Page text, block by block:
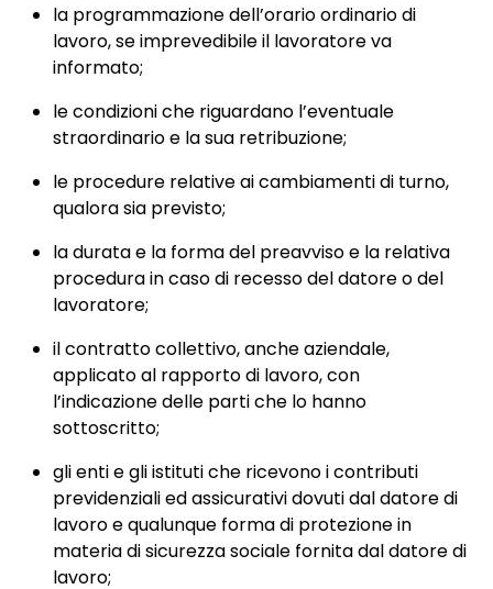
la programmazione dell’orario ordinario di
lavoro, se imprevedibile il lavoratore va
informato;
le condizioni che riguardano l’eventuale
straordinario e la sua retribuzione;
le procedure relative ai cambiamenti di turno,
qualora sia previsto;
la durata e la forma del preavviso e la relativa
procedura in caso di recesso del datore o del
lavoratore;
il contratto collettivo, anche aziendale,
applicato al rapporto di lavoro, con
l’indicazione delle parti che lo hanno
sottoscritto;
gli enti e gli istituti che ricevono i contributi
previdenziali ed assicurativi dovuti dal datore di
lavoro e qualunque forma di protezione in
materia di sicurezza sociale fornita dal datore di
lavoro;